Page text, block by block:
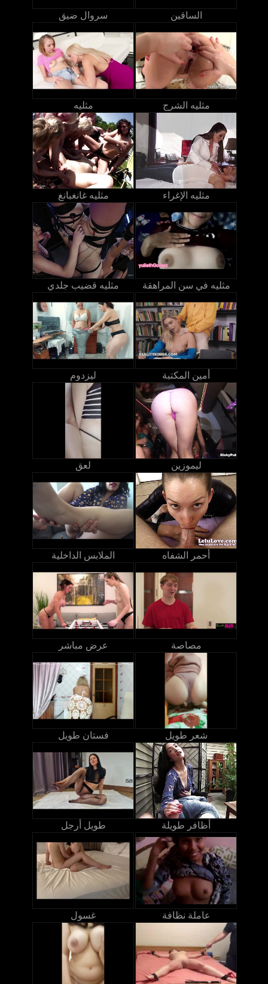
سروال ضيق الساقين
مثليه مثليه الشرج
مثليه غانغبانغ مثليه الإغراء
مثليه قضيب جلدي مثليه في سن المراهقة
ليزدوم أمين المكتبة
لعق ليموزين
الملابس الداخلية أحمر الشفاه
عرض مباشر مصاصة
فستان طويل شعر طويل
طويل أرجل أظافر طويلة
غسول عاملة نظافة